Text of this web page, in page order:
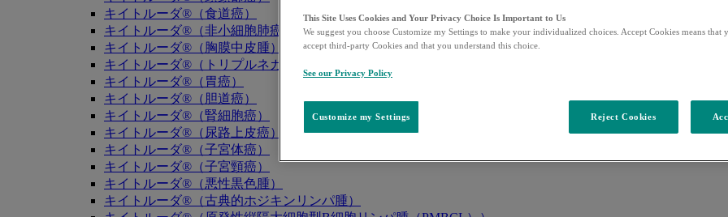
キイトルーダ®（食道癌）
キイトルーダ®（非小細胞肺癌）
キイトルーダ®（胸膜中皮腫）
キイトルーダ®（トリプルネガティブ乳癌）
キイトルーダ®（胃癌）
キイトルーダ®（胆道癌）
キイトルーダ®（腎細胞癌）
キイトルーダ®（尿路上皮癌）
キイトルーダ®（子宮体癌）
キイトルーダ®（子宮頸癌）
キイトルーダ®（悪性黒色腫）
キイトルーダ®（古典的ホジキンリンパ腫）
This Site Uses Cookies and Your Privacy Choice Is Important to Us
We suggest you choose Customize my Settings to make your individualized choices. Accept Cookies means that
accept third-party Cookies and that you understand this choice.
See our Privacy Policy
Customize my Settings Reject Cookies